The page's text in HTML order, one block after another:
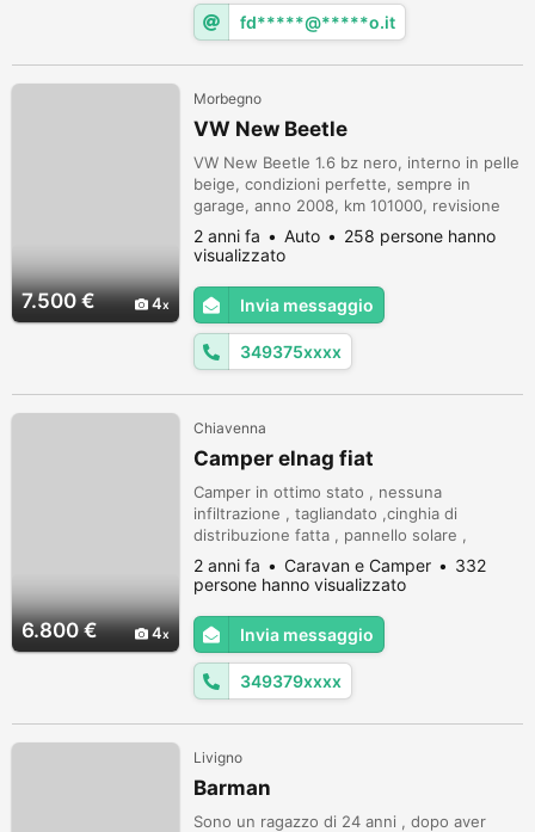
fd*****@*****o.it
7.500 € 4
Morbegno
VW New Beetle
VW New Beetle 1.6 bz nero, interno in pelle
beige, condizioni perfette, sempre in
garage, anno 2008, km 101000, revisione
valida a 02/2026, carrozzeria senza un
segno. Auto iconica per amatori. Cedo per
2 anni fa Auto
258 persone hanno
visualizzato
Invia messaggio
349375xxxx
6.800 € 4
Chiavenna
Camper elnag fiat
Camper in ottimo stato , nessuna
infiltrazione , tagliandato ,cinghia di
distribuzione fatta , pannello solare ,
retrocamera, antifurto , 6 posti , esente da
bollo, no servosterzo , 2.5 diesel aspirato ,
6 m lunghezza, leggermente trattabile
2 anni fa Caravan e Camper
332
persone hanno visualizzato
Invia messaggio
349379xxxx
Livigno
Barman
Sono un ragazzo di 24 anni , dopo aver